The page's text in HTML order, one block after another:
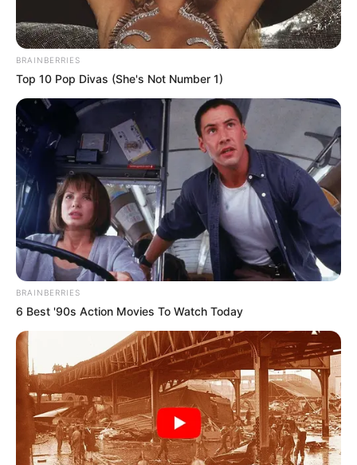
BRAINBERRIES
Top 10 Pop Divas (She's Not Number 1)
BRAINBERRIES
6 Best '90s Action Movies To Watch Today